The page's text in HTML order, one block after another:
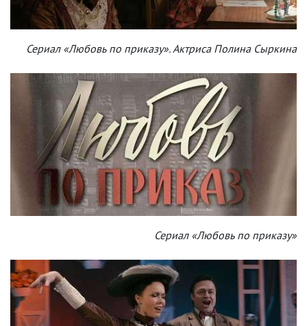
Сериал «Любовь по приказу». Актриса Полина Сыркина
Сериал «Любовь по приказу»